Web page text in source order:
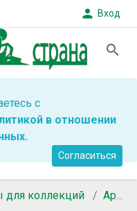
person Вход
search
с
в отношении
Согласиться
для коллекций Арагонит